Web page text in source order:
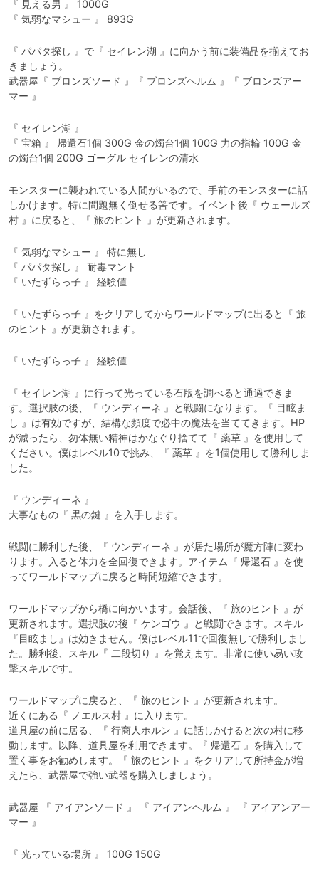
『 見える男 』 1000G
『 気弱なマシュー 』 893G
『 パパタ探し 』で『 セイレン湖 』に向かう前に装備品を揃えてお
きましょう。
武器屋『 ブロンズソード 』『 ブロンズヘルム 』『 ブロンズアー
マー 』
『 セイレン湖 』
『 宝箱 』 帰還石1個 300G 金の燭台1個 100G 力の指輪 100G 金
の燭台1個 200G ゴーグル セイレンの清水
モンスターに襲われている人間がいるので、手前のモンスターに話
しかけます。特に問題無く倒せる筈です。イベント後『 ウェールズ
村 』に戻ると、『 旅のヒント 』が更新されます。
『 気弱なマシュー 』 特に無し
『 パパタ探し 』 耐毒マント
『 いたずらっ子 』 経験値
『 いたずらっ子 』をクリアしてからワールドマップに出ると『 旅
のヒント 』が更新されます。
『 いたずらっ子 』 経験値
『 セイレン湖 』に行って光っている石版を調べると通過できま
す。選択肢の後、『 ウンディーネ 』と戦闘になります。『 目眩ま
し 』は有効ですが、結構な頻度で必中の魔法を当ててきます。HP
が減ったら、勿体無い精神はかなぐり捨てて『 薬草 』を使用して
ください。僕はレベル10で挑み、『 薬草 』を1個使用して勝利しま
した。
『 ウンディーネ 』
大事なもの『 黒の鍵 』を入手します。
戦闘に勝利した後、『 ウンディーネ 』が居た場所が魔方陣に変わ
ります。入ると体力を全回復できます。アイテム『 帰還石 』を使
ってワールドマップに戻ると時間短縮できます。
ワールドマップから橋に向かいます。会話後、『 旅のヒント 』が
更新されます。選択肢の後『 ケンゴウ 』と戦闘できます。スキル
『目眩まし』は効きません。僕はレベル11で回復無しで勝利しまし
た。勝利後、スキル『 二段切り 』を覚えます。非常に使い易い攻
撃スキルです。
ワールドマップに戻ると、『 旅のヒント 』が更新されます。
近くにある『 ノエルス村 』に入ります。
道具屋の前に居る、『 行商人ホルン 』に話しかけると次の村に移
動します。以降、道具屋を利用できます。『 帰還石 』を購入して
置く事をお勧めします。『 旅のヒント 』をクリアして所持金が増
えたら、武器屋で強い武器を購入しましょう。
武器屋 『 アイアンソード 』 『 アイアンヘルム 』 『 アイアンアー
マー 』
『 光っている場所 』 100G 150G